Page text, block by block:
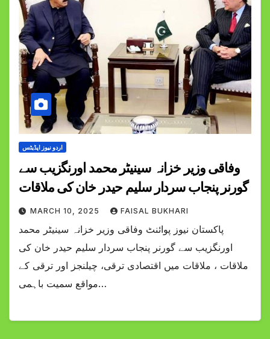
اردو نیوز اپڈیٹس
وفاقی وزیر خزانہ سینیٹر محمد اورنگزیب سے
گورنر پنجاب سردار سلیم حیدر خان کی ملاقات
MARCH 10, 2025 FAISAL BUKHARI
پاکستان نیوز پوائنٹ وفاقی وزیر خزانہ سینیٹر محمد
اورنگزیب سے گورنر پنجاب سردار سلیم حیدر خان کی
ملاقات ، ملاقات میں اقتصادی ترقی، چیلنجز اور ترقی کے
مواقع سمیت باہمی…